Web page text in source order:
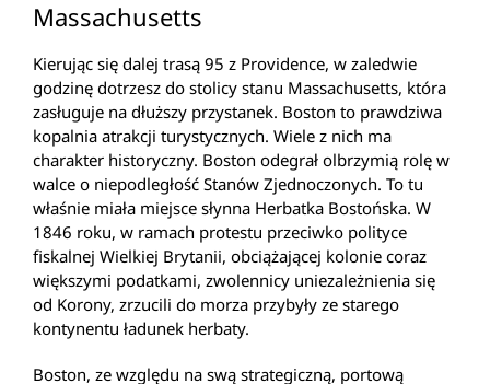
Massachusetts
Kierując się dalej trasą 95 z Providence, w zaledwie
godzinę dotrzesz do stolicy stanu Massachusetts, która
zasługuje na dłuższy przystanek. Boston to prawdziwa
kopalnia atrakcji turystycznych. Wiele z nich ma
charakter historyczny. Boston odegrał olbrzymią rolę w
walce o niepodległość Stanów Zjednoczonych. To tu
właśnie miała miejsce słynna Herbatka Bostońska. W
1846 roku, w ramach protestu przeciwko polityce
fiskalnej Wielkiej Brytanii, obciążającej kolonie coraz
większymi podatkami, zwolennicy uniezależnienia się
od Korony, zrzucili do morza przybyły ze starego
kontynentu ładunek herbaty.
Boston, ze względu na swą strategiczną, portową